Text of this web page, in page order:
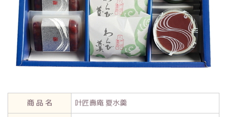
商 品 名 叶匠壽庵 夏水羹